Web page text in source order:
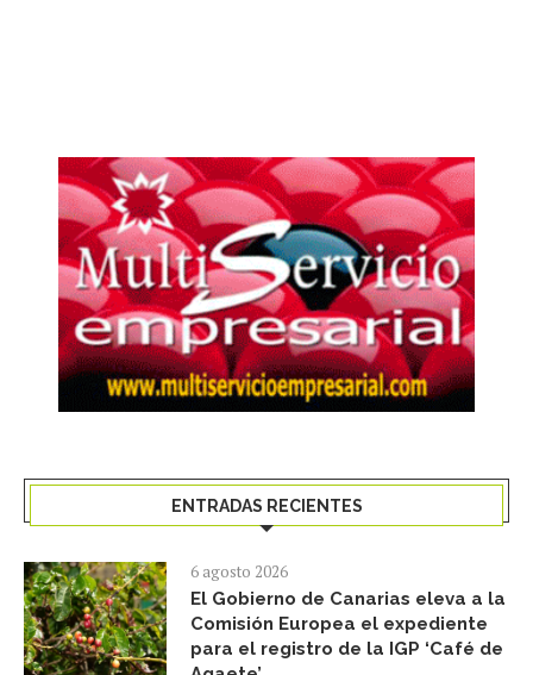
ENTRADAS RECIENTES
6 agosto 2026
El Gobierno de Canarias eleva a la
Comisión Europea el expediente
para el registro de la IGP ‘Café de